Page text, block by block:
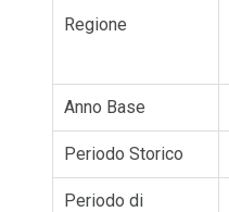
Regione
Anno Base
Periodo Storico
Periodo di